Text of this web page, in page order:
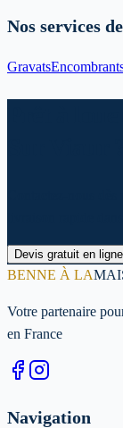
Nos services
Gravats
Devis gratuit en ligne
BENNE À LA
Votre partenaire
en France
Navigation